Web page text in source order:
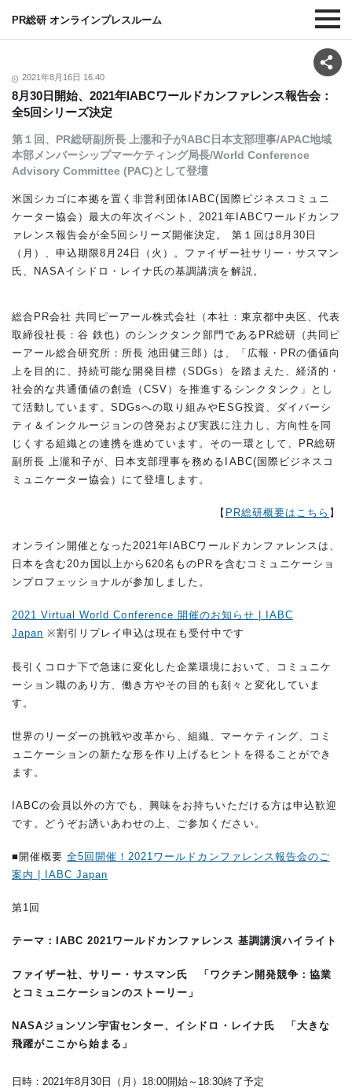
PR総研 オンラインプレスルーム
2021年8月16日 16:40
8月30日開始、2021年IABCワールドカンファレンス報告会：
全5回シリーズ決定
第１回、PR総研副所長 上瀧和子がIABC日本支部理事/APAC地域
本部メンバーシップマーケティング局長/World Conference
Advisory Committee (PAC)として登壇
米国シカゴに本拠を置く非営利団体IABC(国際ビジネスコミュニ
ケーター協会）最大の年次イベント、2021年IABCワールドカンフ
ァレンス報告会が全5回シリーズ開催決定。 第１回は8月30日
（月）、申込期限8月24日（火）。ファイザー社サリー・サスマン
氏、NASAイシドロ・レイナ氏の基調講演を解説。
総合PR会社 共同ピーアール株式会社（本社：東京都中央区、代表
取締役社長：谷 鉄也）のシンクタンク部門であるPR総研（共同ピ
ーアール総合研究所：所長 池田健三郎）は、「広報・PRの価値向
上を目的に、持続可能な開発目標（SDGs）を踏まえた、経済的・
社会的な共通価値の創造（CSV）を推進するシンクタンク」とし
て活動しています。SDGsへの取り組みやESG投資、ダイバーシ
ティ＆インクルージョンの啓発および実践に注力し、方向性を同
じくする組織との連携を進めています。その一環として、PR総研
副所長 上瀧和子が、日本支部理事を務めるIABC(国際ビジネスコ
ミュニケーター協会）にて登壇します。
【 PR総研概要はこちら 】
オンライン開催となった2021年IABCワールドカンファレンスは、
日本を含む20カ国以上から620名ものPRを含むコミュニケーショ
ンプロフェッショナルが参加しました。
2021 Virtual World Conference 開催のお知らせ | IABC
Japan ※割引リプレイ申込は現在も受付中です
長引くコロナ下で急速に変化した企業環境において、コミュニケ
ーション職のあり方、働き方やその目的も刻々と変化していま
す。
世界のリーダーの挑戦や改革から、組織、マーケティング、コミ
ュニケーションの新たな形を作り上げるヒントを得ることができ
ます。
IABCの会員以外の方でも、興味をお持ちいただける方は申込歓迎
です。どうぞお誘いあわせの上、ご参加ください。
■開催概要全5回開催！2021ワールドカンファレンス報告会のご
案内 | IABC Japan
第1回
テーマ：IABC 2021ワールドカンファレンス 基調講演ハイライト
ファイザー社、サリー・サスマン氏 「ワクチン開発競争：協業
とコミュニケーションのストーリー」
NASAジョンソン宇宙センター、イシドロ ・ レイナ氏 「大きな
飛躍がここから始まる」
日時：2021年8月30日（月）18:00開始～18:30終了予定